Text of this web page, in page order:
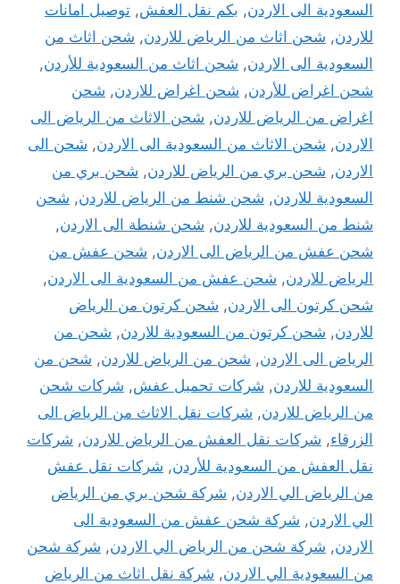
السعودية الى الاردن, بكم نقل العفش, توصيل امانات
للاردن, شحن اثاث من الرياض للاردن, شحن اثاث من
السعودية الى الاردن, شحن اثاث من السعودية للأردن,
شحن اغراض للأردن, شحن اغراض للاردن, شحن
اغراض من الرياض للاردن, شحن الاثاث من الرياض الى
الاردن, شحن الاثاث من السعودية الى الاردن, شحن الى
الاردن, شحن بري من الرياض للاردن, شحن بري من
السعودية للاردن, شحن شنط من الرياض للاردن, شحن
شنط من السعودية للاردن, شحن شنطة الى الاردن,
شحن عفش من الرياض الى الاردن, شحن عفش من
الرياض للاردن, شحن عفش من السعودية الى الاردن,
شحن كرتون الى الاردن, شحن كرتون من الرياض
للاردن, شحن كرتون من السعودية للاردن, شحن من
الرياض الى الاردن, شحن من الرياض للاردن, شحن من
السعودية للاردن, شركات تحميل عفش, شركات شحن
من الرياض للاردن, شركات نقل الاثاث من الرياض الى
الزرقاء, شركات نقل العفش من الرياض للاردن, شركات
نقل العفش من السعودية للأردن, شركات نقل عفش
من الرياض الي الاردن, شركة شحن بري من الرياض
الي الاردن, شركة شحن عفش من السعودية الى
الاردن, شركة شحن من الرياض الي الاردن, شركة شحن
من السعودية الي الاردن, شركة نقل اثاث من الرياض